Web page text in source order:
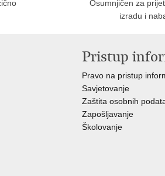
Osumnjičen za
izradu i
Pristup
Pravo na pristup
Savjetovanje
Zaštita osobnih
Zapošljavanje
Školovanje